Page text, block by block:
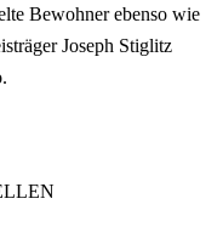
Bewohner ebenso wie
Joseph Stiglitz